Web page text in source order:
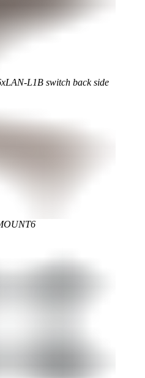
L1B switch back side